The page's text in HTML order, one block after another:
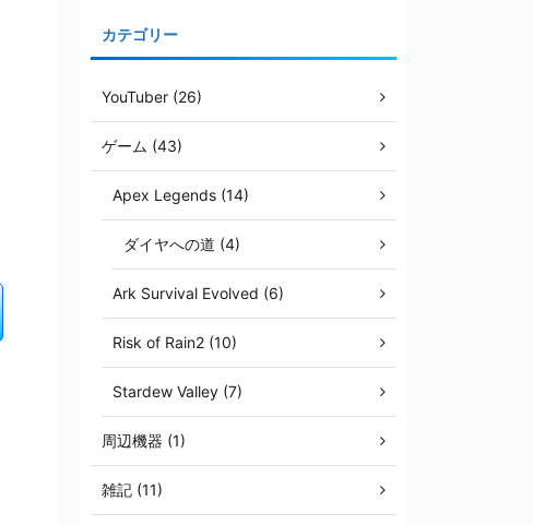
カテゴリー
YouTuber (26)
ゲーム (43)
Apex Legends (14)
ダイヤへの道 (4)
Ark Survival Evolved (6)
Risk of Rain2 (10)
Stardew Valley (7)
周辺機器 (1)
雑記 (11)